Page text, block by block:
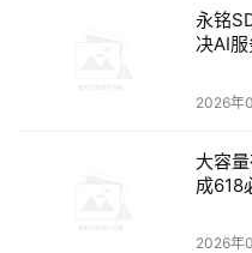
多年数字化转型实践经验
合自身特色和未来需求的
新、场景拓展的全面升级
永铭
决AI
2026年
大容
成618
2026年